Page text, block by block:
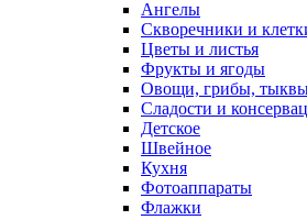
Ангелы
Скворечники и
Цветы и листья
Фрукты и ягоды
Овощи, грибы,
Сладости и
Детское
Швейное
Кухня
Фотоаппараты
Флажки